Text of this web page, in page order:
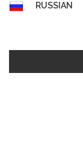
RUSSIAN